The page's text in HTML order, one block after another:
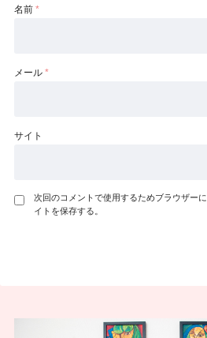
名前 *
メール *
サイト
次回のコメントで使用するためブラウザー
イトを保存する。